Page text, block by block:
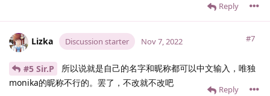
Reply
Lizka Discussion starter #7
Nov 7, 2022
#5 Sir.​P
所以说就是自己的名字和昵称都可以中文输入，唯独
monika的昵称不行的。罢了，不改就不改吧
Reply